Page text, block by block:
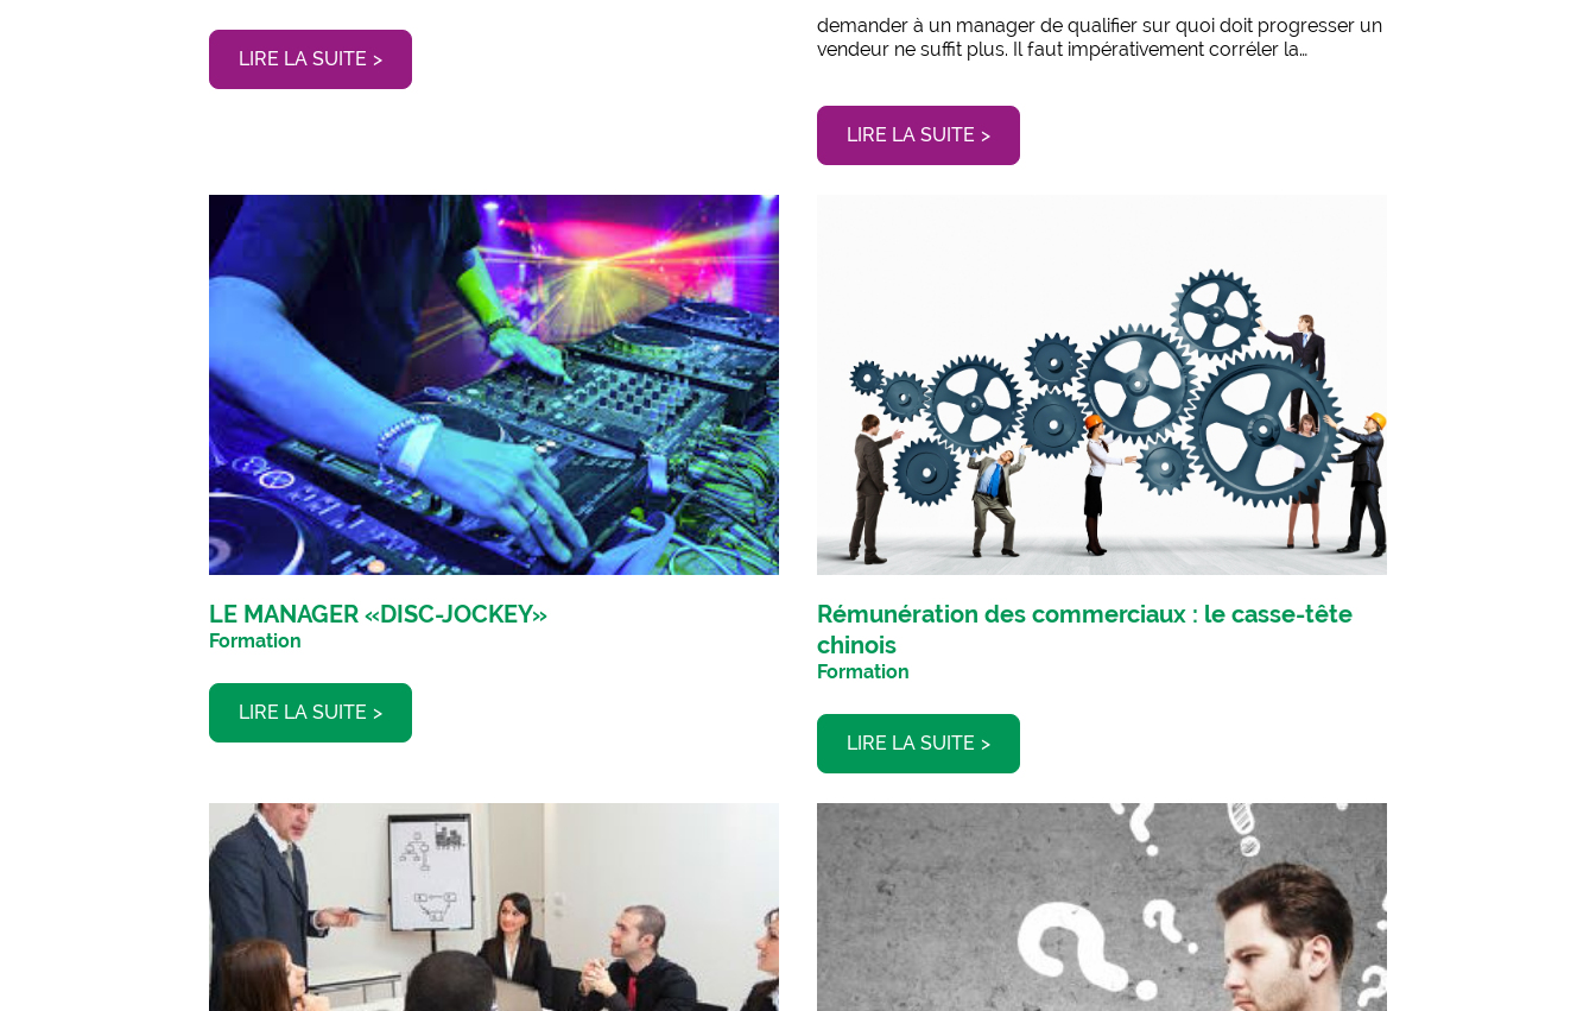
LIRE LA SUITE
demander à un manager de qualifier sur quoi doit progresser un
vendeur ne suffit plus. Il faut impérativement corréler la…
LIRE LA SUITE
LE MANAGER «DISC-JOCKEY»
Formation
LIRE LA SUITE
Rémunération des commerciaux : le casse-tête
chinois
Formation
LIRE LA SUITE